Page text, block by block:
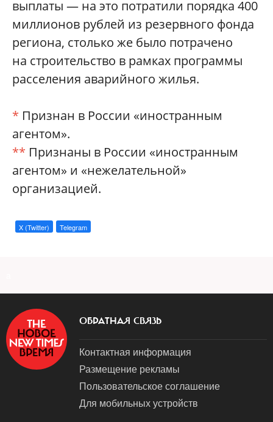
выплаты — на это потратили порядка 400
миллионов рублей из резервного фонда
региона, столько же было потрачено
на строительство в рамках программы
расселения аварийного жилья.
* Признан в России «иностранным
агентом».
** Признаны в России «иностранным
агентом» и «нежелательной»
организацией.
X (Twitter) Telegram
ОБРАТНАЯ СВЯЗЬ
Контактная информация
Размещение рекламы
Пользовательское соглашение
Для мобильных устройств